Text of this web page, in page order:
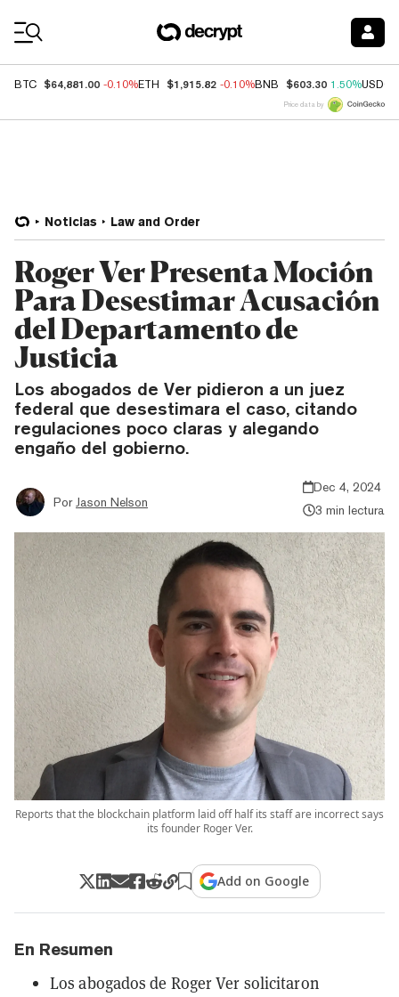
BTC $64,881.00 -0.10%ETH $1,915.82 -0.10%BNB $603.30 1.50%USDC
Price data by
Noticias Law and Order
Roger Ver Presenta Moción
Para Desestimar Acusación
del Departamento de
Justicia
Los abogados de Ver pidieron a un juez
federal que desestimara el caso, citando
regulaciones poco claras y alegando
engaño del gobierno.
Por Jason Nelson
Dec 4, 2024
3 min lectura
Reports that the blockchain platform laid off half its staff are incorrect says
its founder Roger Ver.
Add on Google
En Resumen
Los abogados de Roger Ver solicitaron